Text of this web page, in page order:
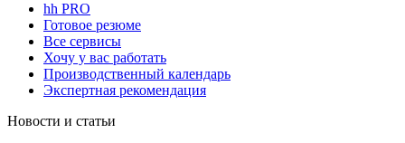
hh PRO
Готовое резюме
Все сервисы
Хочу у вас работать
Производственный календарь
Экспертная рекомендация
Новости и статьи